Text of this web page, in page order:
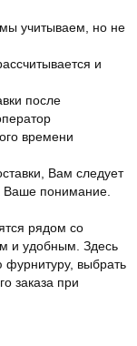
учитываем, но не
и
после
времени
Вам следует
Ваше понимание.
рядом со
и удобным. Здесь
выбрать
заказа при